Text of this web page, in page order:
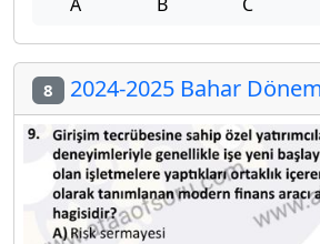
8 2024-2025 Bahar